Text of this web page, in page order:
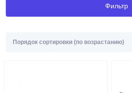
Фильтр